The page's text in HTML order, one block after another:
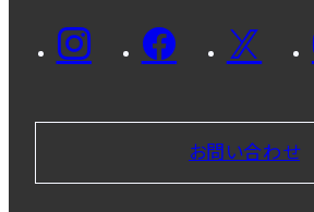
お問い合わせ